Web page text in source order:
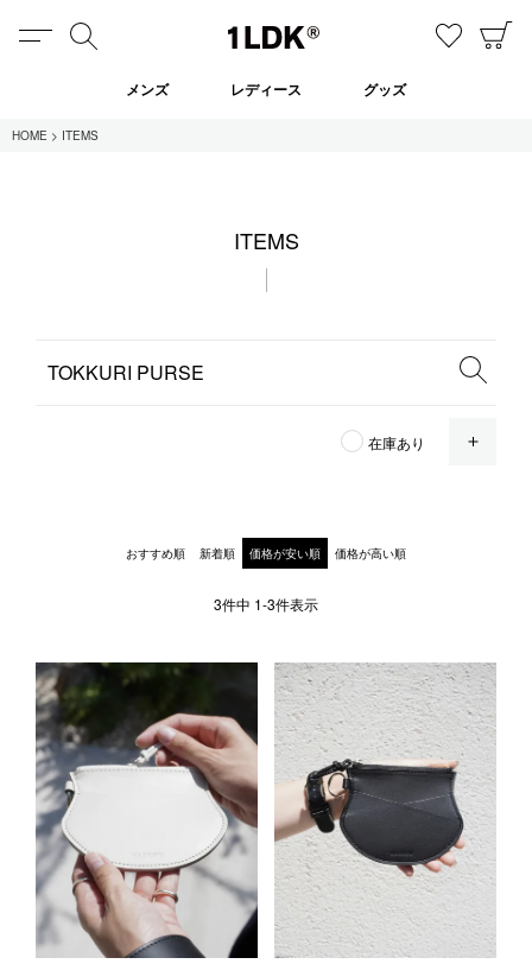
MENU お気に
メンズ レディース グッズ
HOME ITEMS
ITEMS
在庫あり
おすすめ順 新着順 価格が安い順 価格が高い順
3件中 1-3件表示